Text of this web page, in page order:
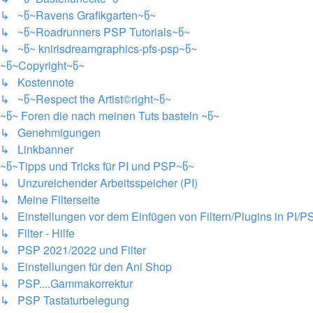
↳ ~წ~Ravens Grafikgarten~წ~
↳ ~წ~Roadrunners PSP Tutorials~წ~
↳ ~წ~ knirisdreamgraphics-pfs-psp~წ~
~წ~Copyright~წ~
↳ Kostennote
↳ ~წ~Respect the Artist©right~წ~
~წ~ Foren die nach meinen Tuts basteln ~წ~
↳ Genehmigungen
↳ Linkbanner
~წ~Tipps und Tricks für PI und PSP~წ~
↳ Unzureichender Arbeitsspeicher (PI)
↳ Meine Filterseite
↳ Einstellungen vor dem Einfügen von Filtern/Plugins in PI/
↳ Filter - Hilfe
↳ PSP 2021/2022 und Filter
↳ Einstellungen für den Ani Shop
↳ PSP....Gammakorrektur
↳ PSP Tastaturbelegung